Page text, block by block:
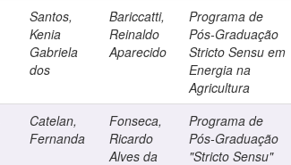
Santos,
Kenia
Gabriela
dos
Bariccatti,
Reinaldo
Aparecido
Programa de
Pós-Graduação
Stricto Sensu em
Energia na
Agricultura
Catelan,
Fernanda
Fonseca,
Ricardo
Alves da
Programa de
Pós-Graduação
"Stricto Sensu"